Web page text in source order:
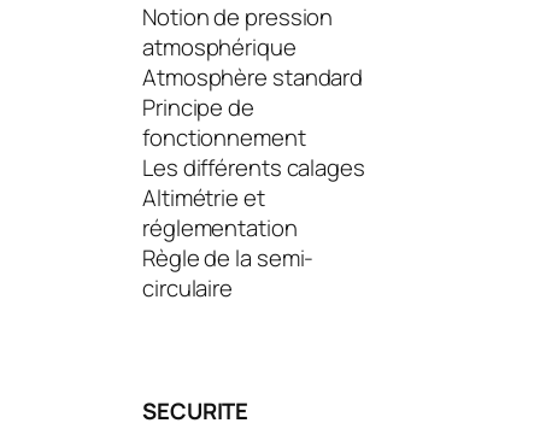
Notion de pression
atmosphérique
Atmosphère standard
Principe de
fonctionnement
Les différents calages
Altimétrie et
réglementation
Règle de la semi-
circulaire
SECURITE